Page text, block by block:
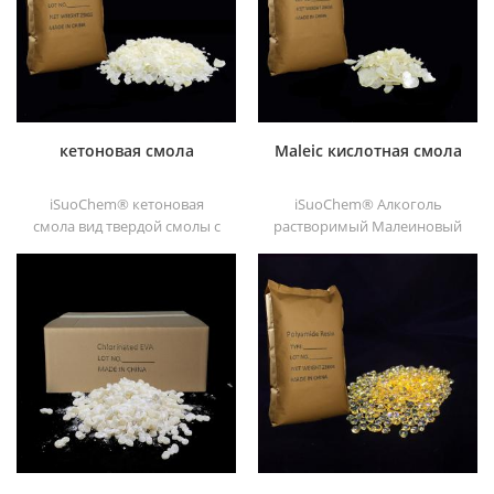
кетоновая смола
iSuoChem® кетоновая
смола вид твердой смолы с
он растворим в любом
растворителе,
используемом в
лакокрасочной
промышленности, кроме
жирных алканов и воды
Maleic кислотная смола
iSuoChem® Алкоголь
растворимый Малеиновый
смешанном растворителе
толуола и спирта или
алкоголями растворитель.
Он предлагает высокий
блеск и быстрый сушка.